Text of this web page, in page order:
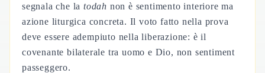
segnala che latodah non è sentimento interiore ma
azione liturgica concreta. Il voto fatto nella prova
deve essere adempiuto nella liberazione: è il
covenante bilaterale tra uomo e Dio, non sentiment
passeggero.